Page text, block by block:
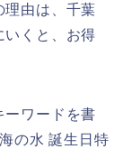
理由は、千葉
いくと、お得
ーワードを書
の水 誕生日特